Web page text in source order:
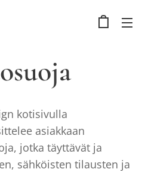
kotisivulla
asiakkaan
jotka täyttävät ja
sähköisten tilausten ja